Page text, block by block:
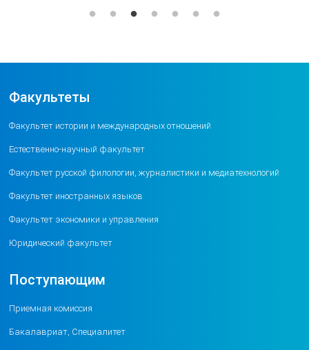
Факультеты
Факультет истории и международных отношений
Естественно-научный факультет
Факультет русской филологии, журналистики и медиатехнологий
Факультет иностранных языков
Факультет экономики и управления
Юридический факультет
Поступающим
Приемная комиссия
Бакалавриат, Специалитет